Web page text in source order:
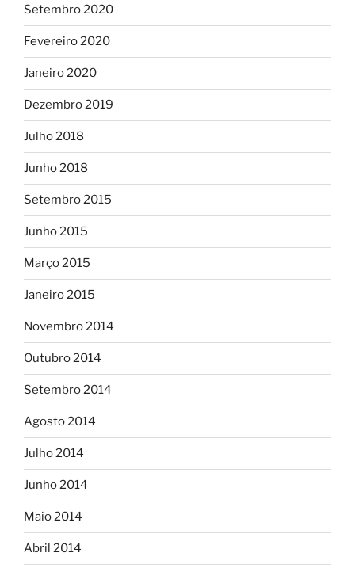
Setembro 2020
Fevereiro 2020
Janeiro 2020
Dezembro 2019
Julho 2018
Junho 2018
Setembro 2015
Junho 2015
Março 2015
Janeiro 2015
Novembro 2014
Outubro 2014
Setembro 2014
Agosto 2014
Julho 2014
Junho 2014
Maio 2014
Abril 2014